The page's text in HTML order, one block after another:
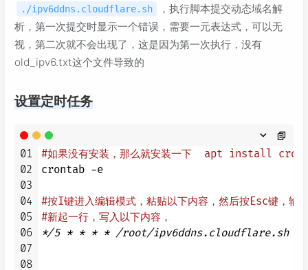
16
17
18
19
20
22
24
25
26
27
28
29
30
31
32
# 记录的名称，不带顶级域名 例如 blog
Record_Name="ha***s"
# 实际的IPv6公网
old_IPv6=`cat old_ipv6.txt`
echo "当前时间： "
echo "API_Key： "
${API_Key}
echo "Zone_ID： "${Zone_ID}
echo
"Record_Type： "${Record_Type}
./ipv6ddns.cloudflare.sh
，执行脚本提交动态域名解
析，第一次提交时显示一个错误，需要一元表达式，可以无
视，第二次就不会出现了，这是因为第一次执行，没有
old_ipv6.txt这个文件导致的
设置定时任务
01
02
03
04
05
06
07
08
#如果没有安装，那么就安装一下  apt install cron，
crontab -e
#按I键进入编辑模式，粘贴以下内容，然后按Esc键，输
#新起一行，写入以下内容，
*/5 * * * * /root/ipv6ddns.cloudflare.sh #这